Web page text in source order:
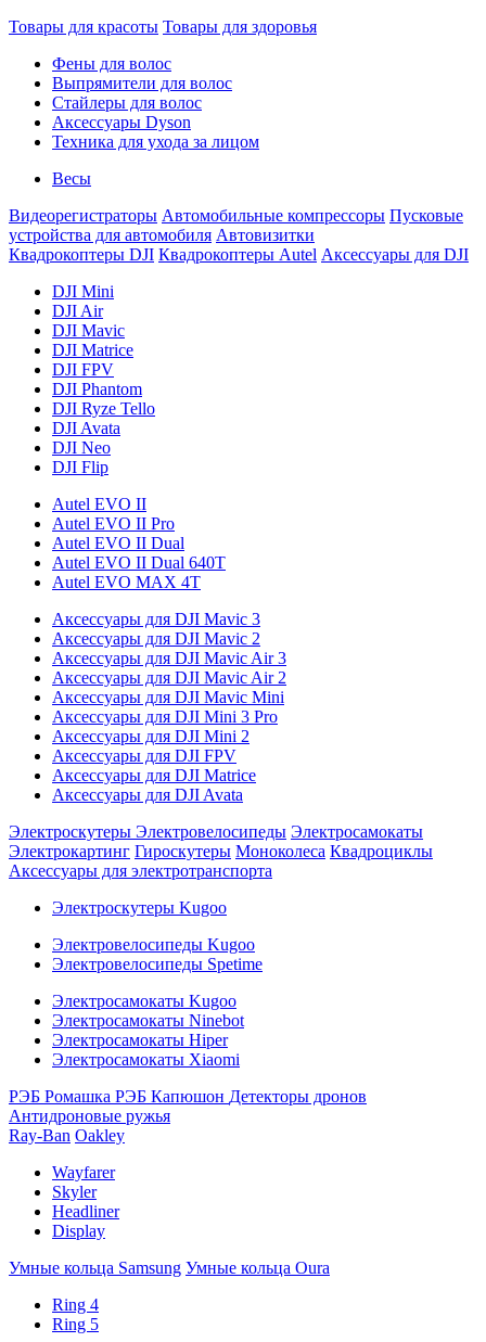
Товары для красоты Товары для здоровья
Фены для волос
Выпрямители для волос
Стайлеры для волос
Аксессуары Dyson
Техника для ухода за лицом
Весы
Видеорегистраторы Автомобильные компрессоры Пусковые
устройства для автомобиля Автовизитки
Квадрокоптеры DJI Квадрокоптеры Autel Аксессуары для DJI
DJI Mini
DJI Air
DJI Mavic
DJI Matrice
DJI FPV
DJI Phantom
DJI Ryze Tello
DJI Avata
DJI Neo
DJI Flip
Autel EVO II
Autel EVO II Pro
Autel EVO II Dual
Autel EVO II Dual 640T
Autel EVO MAX 4T
Аксессуары для DJI Mavic 3
Аксессуары для DJI Mavic 2
Аксессуары для DJI Mavic Air 3
Аксессуары для DJI Mavic Air 2
Аксессуары для DJI Mavic Mini
Аксессуары для DJI Mini 3 Pro
Аксессуары для DJI Mini 2
Аксессуары для DJI FPV
Аксессуары для DJI Matrice
Аксессуары для DJI Avata
Электроскутеры Электровелосипеды Электросамокаты
Электрокартинг Гироскутеры Моноколеса Квадроциклы
Аксессуары для электротранспорта
Электроскутеры Kugoo
Электровелосипеды Kugoo
Электровелосипеды Spetime
Электросамокаты Kugoo
Электросамокаты Ninebot
Электросамокаты Hiper
Электросамокаты Xiaomi
РЭБ Ромашка РЭБ Капюшон Детекторы дронов
Антидроновые ружья
Ray-Ban Oakley
Wayfarer
Skyler
Headliner
Display
Умные кольца Samsung Умные кольца Oura
Ring 4
Ring 5